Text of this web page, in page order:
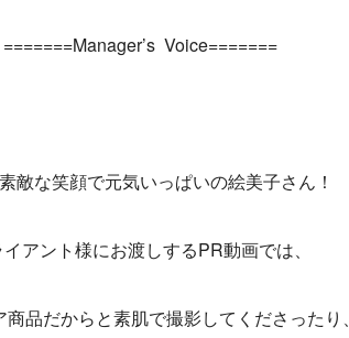
=======Manager’s Voice=======
敵な笑顔で元気いっぱいの絵美子さん！
イアント様にお渡しするPR動画では、
品だからと素肌で撮影してくださったり、